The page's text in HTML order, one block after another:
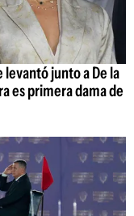
levantó junto a De la
es primera dama de